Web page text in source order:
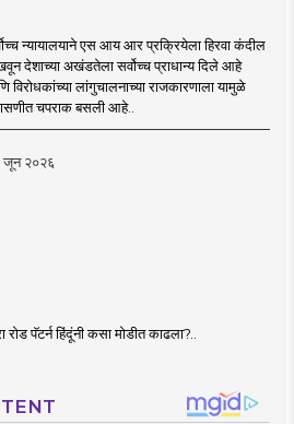
एस आय आर प्रक्रियेला हिरवा कंदील
देशाच्या अखंडतेला सर्वोच्च प्राधान्य दिले आहे
लांगुचालनाच्या राजकारणाला यामुळे
चपराक बसली आहे..
जून २०२६
रोड पॅटर्न हिंदूंनी कसा मोडीत काढला?..